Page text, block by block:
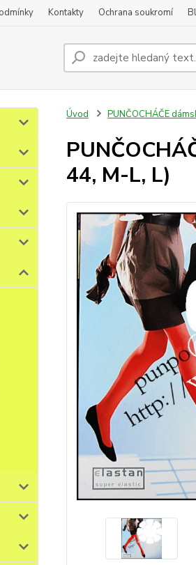
Kontakty Ochrana soukromí
Úvod PUNČOCHÁČE
44, M-L, L)